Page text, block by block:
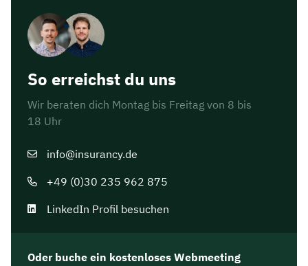
So erreichst du uns
Wir beraten dich Montag bis Freitag von 8 bis
18 Uhr
info@insurancy.de
+49 (0)30 235 962 875
LinkedIn Profil besuchen
Oder buche ein kostenloses Webmeeting